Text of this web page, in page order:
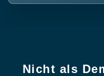
Nicht als